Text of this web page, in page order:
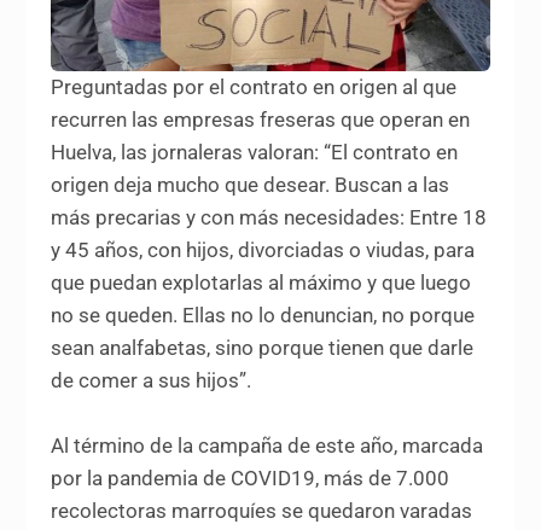
Preguntadas por el contrato en origen al que
recurren las empresas freseras que operan en
Huelva, las jornaleras valoran: “El contrato en
origen deja mucho que desear. Buscan a las
más precarias y con más necesidades: Entre 18
y 45 años, con hijos, divorciadas o viudas, para
que puedan explotarlas al máximo y que luego
no se queden. Ellas no lo denuncian, no porque
sean analfabetas, sino porque tienen que darle
de comer a sus hijos”.
Al término de la campaña de este año, marcada
por la pandemia de COVID19, más de 7.000
recolectoras marroquíes se quedaron varadas